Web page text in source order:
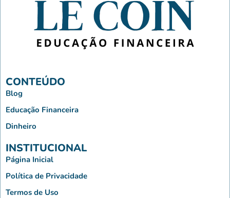
CONTEÚDO
Blog
Educação Financeira
Dinheiro
INSTITUCIONAL
Página Inicial
Política de Privacidade
Termos de Uso